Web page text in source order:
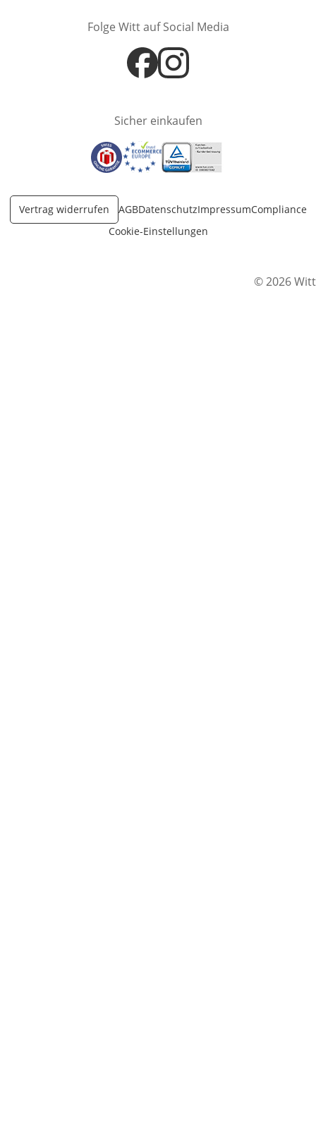
Folge Witt auf Social Media
Öffnet in neuem Fenster
Öffnet in neuem Fenster
Sicher einkaufen
Öffnet in neuem Fenster
Öffnet in neuem Fenster
Öffnet in neuem Fenster
Vertrag widerrufen AGBDatenschutzImpressumCompliance
Cookie-Einstellungen
© 2026 Witt